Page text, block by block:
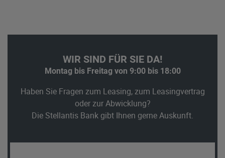
WIR SIND FÜR SIE DA!
Montag bis Freitag von 9:00 bis 18:00
Haben Sie Fragen zum Leasing, zum Leasingvertrag
oder zur Abwicklung?
Die Stellantis Bank gibt Ihnen gerne Auskunft.